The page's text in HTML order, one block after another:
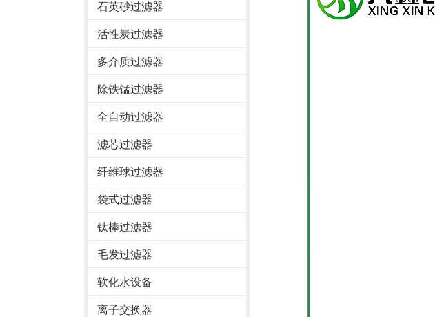
石英砂过滤器
活性炭过滤器
多介质过滤器
除铁锰过滤器
全自动过滤器
滤芯过滤器
纤维球过滤器
袋式过滤器
钛棒过滤器
毛发过滤器
软化水设备
离子交换器